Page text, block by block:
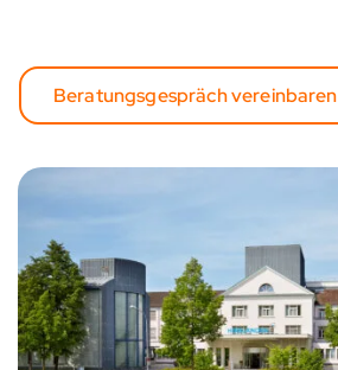
Beratungsgespräch vereinbaren